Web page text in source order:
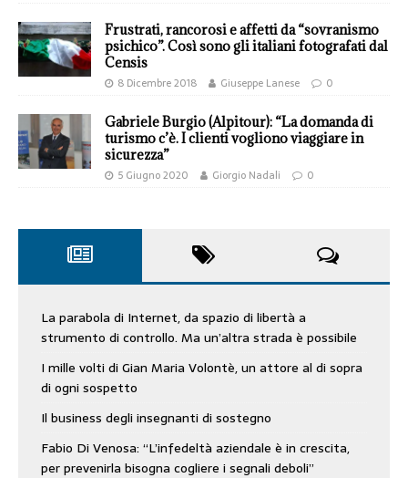
Frustrati, rancorosi e affetti da “sovranismo
psichico”. Così sono gli italiani fotografati dal
Censis
8 Dicembre 2018 Giuseppe Lanese 0
Gabriele Burgio (Alpitour): “La domanda di
turismo c’è. I clienti vogliono viaggiare in
sicurezza”
5 Giugno 2020 Giorgio Nadali 0
La parabola di Internet, da spazio di libertà a
strumento di controllo. Ma un’altra strada è possibile
I mille volti di Gian Maria Volontè, un attore al di sopra
di ogni sospetto
Il business degli insegnanti di sostegno
Fabio Di Venosa: “L’infedeltà aziendale è in crescita,
per prevenirla bisogna cogliere i segnali deboli”